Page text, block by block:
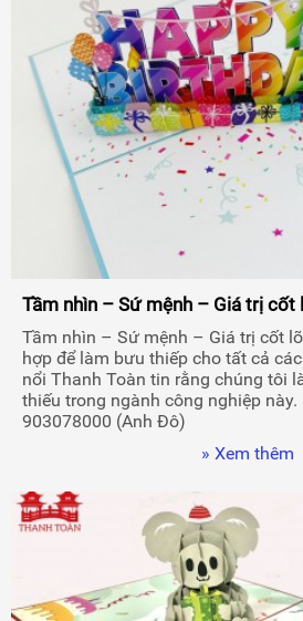
Tầm nhìn – Sứ mệnh – Giá trị cốt
Tầm nhìn – Sứ mệnh – Giá trị cốt
hợp để làm bưu thiếp cho tất cả
nổi Thanh Toàn tin rằng chúng tôi
thiếu trong ngành công nghiệp này.
903078000 (Anh Đô)
» Xem thêm